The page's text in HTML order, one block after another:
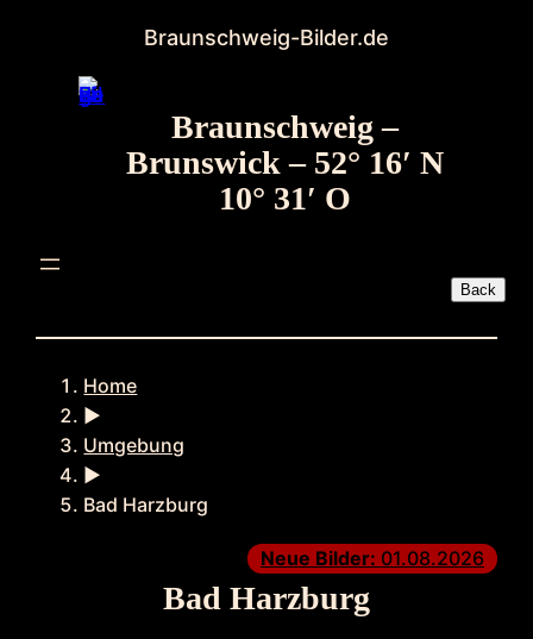
springen
Braunschweig-Bilder.de
Braunschweig –
Brunswick – 52° 16′ N
10° 31′ O
Home
►
Umgebung
►
Bad Harzburg
Neue Bilder: 01.08.2026
Bad Harzburg